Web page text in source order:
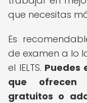
que necesitas
Es
de examen a lo
el IELTS. Puedes
que ofrecen
gratuitos o